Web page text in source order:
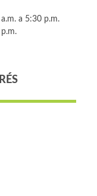
a 5:30 p.m.